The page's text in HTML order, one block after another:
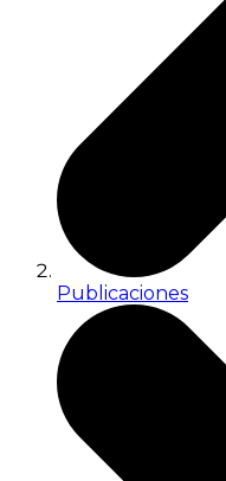
Publicaciones